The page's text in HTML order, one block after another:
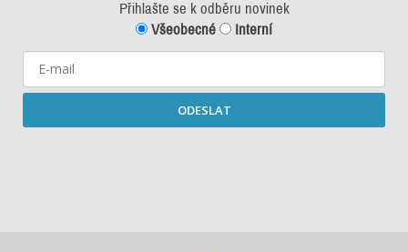
Přihlašte se k odběru novinek
Všeobecné
Interní
ODESLAT